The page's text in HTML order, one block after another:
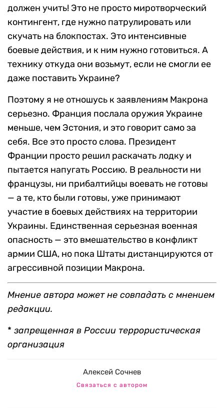
должен учить! Это не просто миротворческий
контингент, где нужно патрулировать или
скучать на блокпостах. Это интенсивные
боевые действия, и к ним нужно готовиться. А
технику откуда они возьмут, если не смогли ее
даже поставить Украине?
Поэтому я не отношусь к заявлениям Макрона
серьезно. Франция послала оружия Украине
меньше, чем Эстония, и это говорит само за
себя. Все это просто слова. Президент
Франции просто решил раскачать лодку и
пытается напугать Россию. В реальности ни
французы, ни прибалтийцы воевать не готовы
— а те, кто были готовы, уже принимают
участие в боевых действиях на территории
Украины. Единственная серьезная военная
опасность — это вмешательство в конфликт
армии США, но пока Штаты дистанцируются от
агрессивной позиции Макрона.
Мнение автора может не совпадать с мнением
редакции.
* запрещенная в России террористическая
организация
Алексей Сочнев
Связаться с автором